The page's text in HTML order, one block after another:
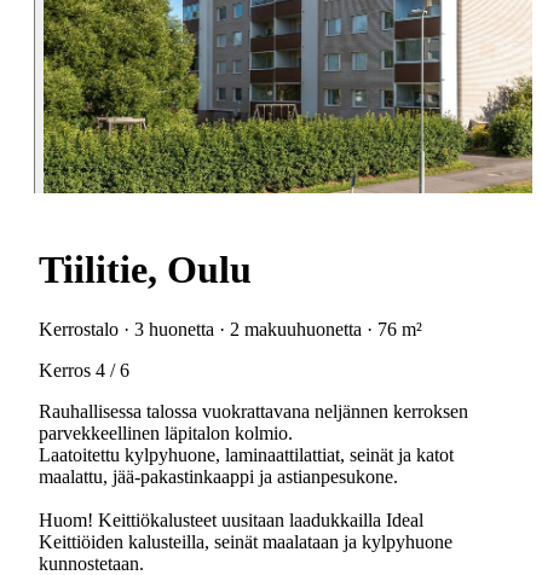
Tiilitie, Oulu
Kerrostalo · 3 huonetta · 2 makuuhuonetta · 76 m²
Kerros 4 / 6
Rauhallisessa talossa vuokrattavana neljännen kerroksen
parvekkeellinen läpitalon kolmio.
Laatoitettu kylpyhuone, laminaattilattiat, seinät ja katot
maalattu, jää-pakastinkaappi ja astianpesukone.
Huom! Keittiökalusteet uusitaan laadukkailla Ideal
Keittiöiden kalusteilla, seinät maalataan ja kylpyhuone
kunnostetaan.